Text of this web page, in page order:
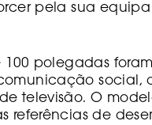
pela sua
100 polegadas
social,
televisão. O
referências de